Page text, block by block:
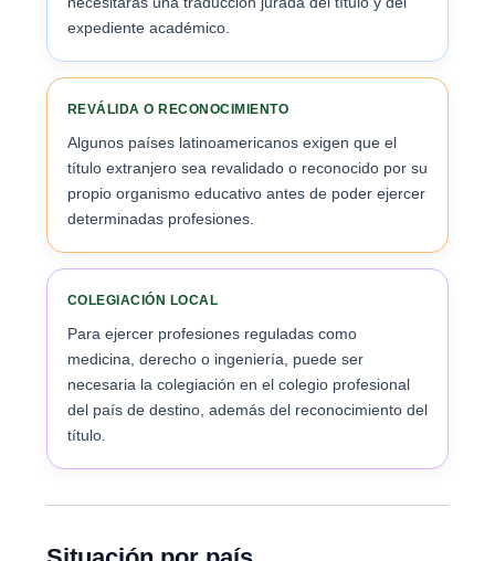
expediente académico.
REVÁLIDA O RECONOCIMIENTO
Algunos países latinoamericanos exigen que el
título extranjero sea revalidado o reconocido por su
propio organismo educativo antes de poder ejercer
determinadas profesiones.
COLEGIACIÓN LOCAL
Para ejercer profesiones reguladas como
medicina, derecho o ingeniería, puede ser
necesaria la colegiación en el colegio profesional
del país de destino, además del reconocimiento del
título.